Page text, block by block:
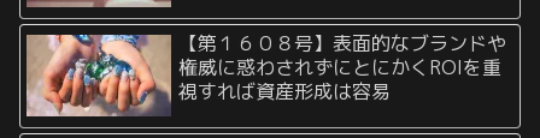
【第１６０８号】表面的なブランドや
権威に惑わされずにとにかくROIを重
視すれば資産形成は容易